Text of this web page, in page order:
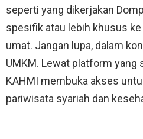
seperti yang dikerjakan
spesifik atau lebih khusus
umat. Jangan lupa, dalam
UMKM. Lewat platform yang
KAHMI membuka akses
pariwisata syariah dan